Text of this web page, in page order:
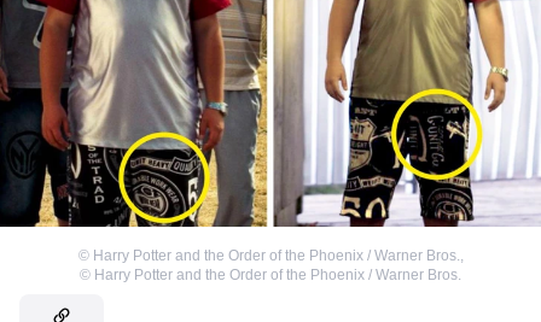
© Harry Potter and the Order of the Phoenix / Warner Bros.
© Harry Potter and the Order of the Phoenix / Warner Bros.